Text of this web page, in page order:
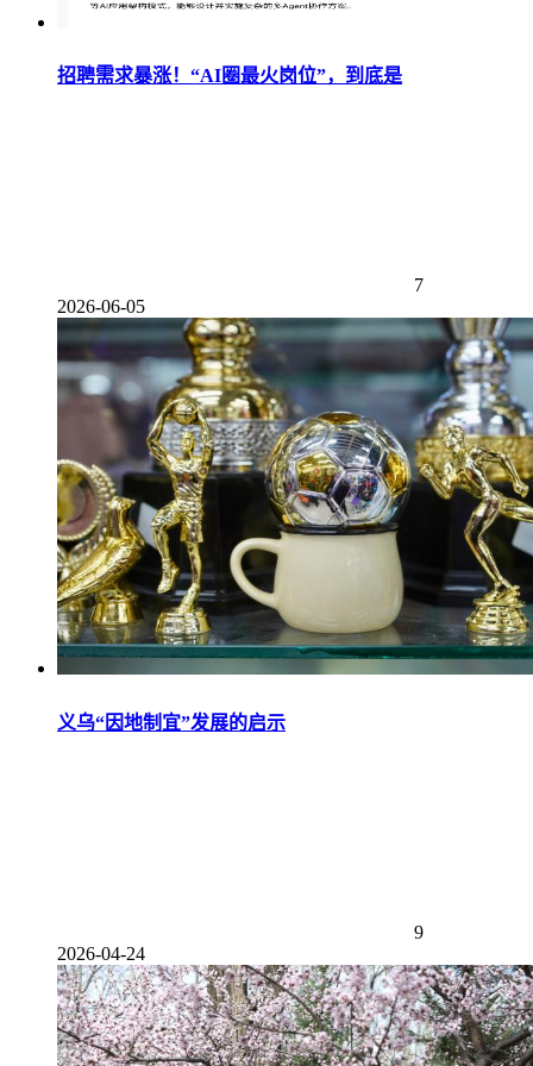
招聘需求暴涨！“AI圈最火岗位”，到底是
7
2026-06-05
义乌“因地制宜”发展的启示
9
2026-04-24